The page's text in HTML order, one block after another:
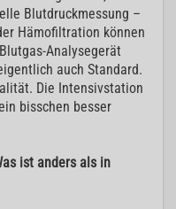
Blutdruckmessung –
Hämofiltration können
Analysegerät
auch Standard.
Die Intensivstation
bisschen besser
ist anders als in